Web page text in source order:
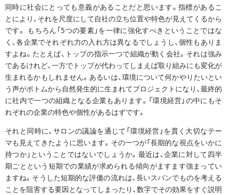
同時に社会にとっても意義があることだと思います。指標があるこ
とにより、それを尺度にして自社の立ち位置や特色が見えてくるから
です。 もちろん「5つの要素」を一律に強化すべきということではな
く、各企業でそれぞれ力の入れ方は異なるでしょうし、個性もありま
すよね。たとえば、トップの指示一つで組織が動く会社。それは強み
であるけれど、一方でトップが代わってしまえば取り組みにも変化が
生まれるかもしれません。あるいは、環境について何かやりたいとい
う声がボトムから自然発生的に生まれてプロジェクトになり、最終的
に社内で一つの組織となる企業もあります。「環境経営」の中にもそ
れぞれの企業の特色や個性があるはずです。
それと同時に、サロンの議論を通じて「環境経営」を貫く大切なテー
マも見えてきたように思います。その一つが「長期的な視点をいかに
持つか」ということではないでしょうか。最近は、企業に対して四半
期ごとという短期での業績が求められる傾向がますます強まってい
ますね。そうした短期的な評価の流れは、長いスパンでものを考える
ことを阻害する要因となってしまったり、数字でその効果をすぐ説明